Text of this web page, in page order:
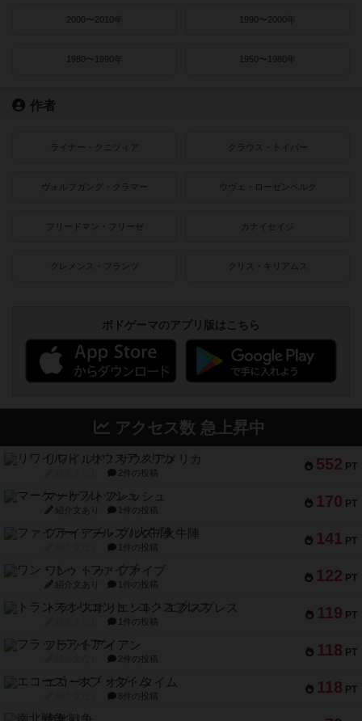
2000〜2010年 1990〜2000年
1980〜1990年 1950〜1980年
作者
ライナー・クニツィア クラウス・トイバー
ヴォルフガング・クラマー ウヴェ・ローゼンベルク
フリードマン・フリーゼ カナイセイジ
クレメンス・フランツ クリス・キリアムス
ボドゲーマのアプリ版はこちら
アクセス数 急上昇中
552 PT
リワイルド：サウスアメリカ
2件の投稿
170 PT
マーケットフレッシュ
紹介文あり 1件の投稿
141 PT
ファイアー・ブルズ / 火牛陣
1件の投稿
122 PT
ワン・トゥ・ファイブ
紹介文あり 1件の投稿
119 PT
トランスオリエント・エクスプレス
1件の投稿
118 PT
フラットアイアン
2件の投稿
118 PT
エコーズ・オブ・タイム
8件の投稿